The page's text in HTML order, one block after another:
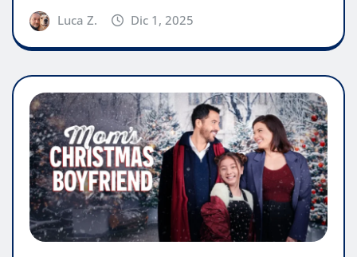
Luca Z. Dic 1, 2025